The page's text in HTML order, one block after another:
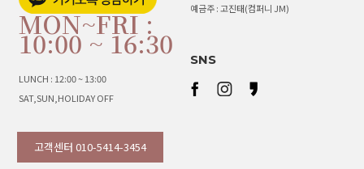
MON~FRI :
10:00 ~ 16:30
LUNCH : 12:00 ~ 13:00
SAT,SUN,HOLIDAY OFF
고객센터 010-5414-3454
예금주 : 고진태(컴퍼니 JM)
SNS